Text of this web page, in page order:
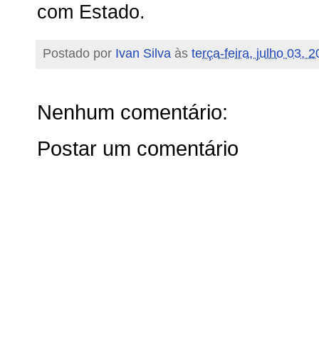
com Estado.
Postado por Ivan Silva às terça-feira, julho 03,
Nenhum comentário:
Postar um comentário